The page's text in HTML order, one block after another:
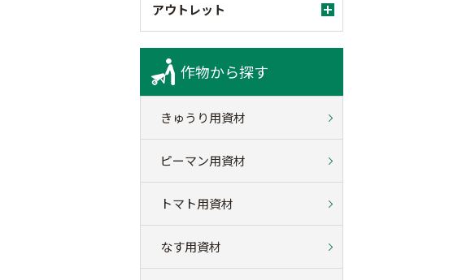
アウトレット
作物から探す
きゅうり用資材
ピーマン用資材
トマト用資材
なす用資材